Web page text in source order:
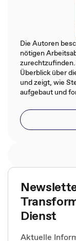
Die Autoren
nötigen
Überblick über
und zeigt, wie
aufgebaut und
Dienst
Aktuelle